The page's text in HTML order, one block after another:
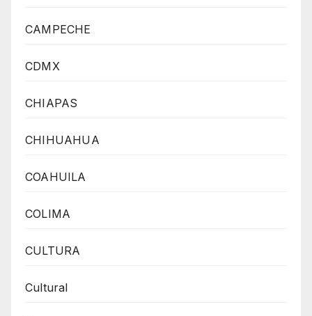
CAMPECHE
CDMX
CHIAPAS
CHIHUAHUA
COAHUILA
COLIMA
CULTURA
Cultural